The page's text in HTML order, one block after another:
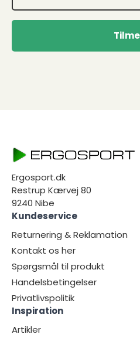
Ergosport.dk
Restrup Kærvej 80
9240 Nibe
Kundeservice
Returnering & Reklamation
Kontakt os her
Spørgsmål til produkt
Handelsbetingelser
Privatlivspolitik
Inspiration
Artikler